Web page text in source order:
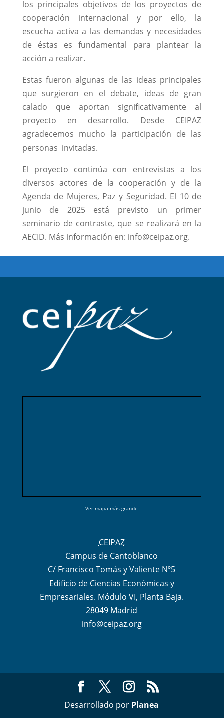
los principales objetivos de los proyectos de
cooperación internacional y por ello, la
escucha activa a las demandas y necesidades
de éstas es fundamental para plantear la
acción a realizar.
Estas fueron algunas de las ideas principales
que surgieron en el debate, ideas de gran
calado que aportan significativamente al
proyecto en desarrollo. Desde CEIPAZ
agradecemos mucho la participación de las
personas invitadas.
El proyecto continúa con entrevistas a los
diversos actores de la cooperación y de la
Agenda de Mujeres, Paz y Seguridad. El 10 de
junio de 2025 está previsto un primer
seminario de contraste, que se realizará en la
AECID. Más información en: info@ceipaz.org.
Ver mapa más grande
CEIPAZ
Campus de Cantoblanco
C/ Francisco Tomás y Valiente Nº5
Edificio de Ciencias Económicas y
Empresariales. Módulo VI, Planta Baja.
28049 Madrid
info@ceipaz.org
Desarrollado por Planea